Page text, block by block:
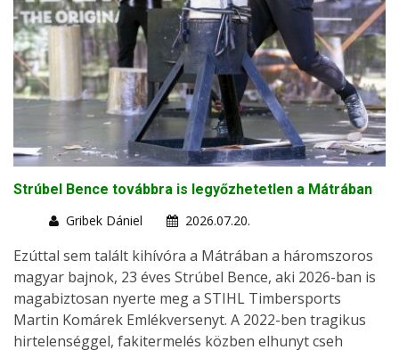
Strúbel Bence továbbra is legyőzhetetlen a Mátrában
Gribek Dániel
2026.07.20.
Ezúttal sem talált kihívóra a Mátrában a háromszoros
magyar bajnok, 23 éves Strúbel Bence, aki 2026-ban is
magabiztosan nyerte meg a STIHL Timbersports
Martin Komárek Emlékversenyt. A 2022-ben tragikus
hirtelenséggel, fakitermelés közben elhunyt cseh